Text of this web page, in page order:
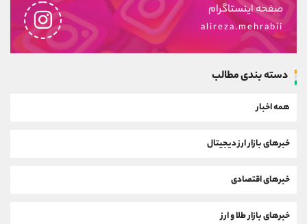
صفحه اینستاگرام
alireza.mehrabii
دسته بندی مطالب
همه اخبار
خبرهای بازار ارز دیجیتال
خبرهای اقتصادی
خبرهای بازار طلا و ارز